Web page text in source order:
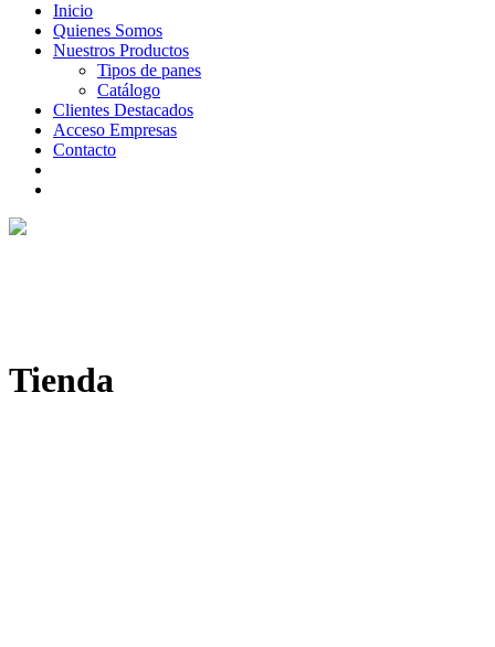
Inicio
Quienes Somos
Nuestros Productos
Tipos de panes
Catálogo
Clientes Destacados
Acceso Empresas
Contacto
Tienda